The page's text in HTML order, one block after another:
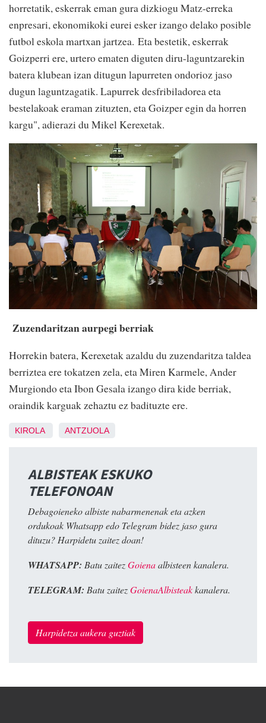
horretatik, eskerrak eman gura dizkiogu Matz-erreka
enpresari, ekonomikoki eurei esker izango delako posible
futbol eskola martxan jartzea. Eta bestetik, eskerrak
Goizperri ere, urtero ematen diguten diru-laguntzarekin
batera klubean izan ditugun lapurreten ondorioz jaso
dugun laguntzagatik. Lapurrek desfribiladorea eta
bestelakoak eraman zituzten, eta Goizper egin da horren
kargu", adierazi du Mikel Kerexetak.
Zuzendaritzan aurpegi berriak
Horrekin batera, Kerexetak azaldu du zuzendaritza taldea
berriztea ere tokatzen zela, eta Miren Karmele, Ander
Murgiondo eta Ibon Gesala izango dira kide berriak,
oraindik karguak zehaztu ez badituzte ere.
KIROLA ANTZUOLA
ALBISTEAK ESKUKO
TELEFONOAN
Debagoieneko albiste nabarmenenak eta azken
ordukoak Whatsapp edo Telegram bidez jaso gura
dituzu? Harpidetu zaitez doan!
WHATSAPP: Batu zaitezGoienaalbisteen kanalera.
TELEGRAM: Batu zaitezGoienaAlbisteakkanalera.
Harpidetza aukera guztiak